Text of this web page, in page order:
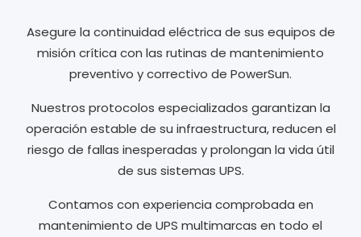
Asegure la continuidad eléctrica de sus equipos de
misión crítica con las rutinas de mantenimiento
preventivo y correctivo de PowerSun.
Nuestros protocolos especializados garantizan la
operación estable de su infraestructura, reducen el
riesgo de fallas inesperadas y prolongan la vida útil
de sus sistemas UPS.
Contamos con experiencia comprobada en
mantenimiento de UPS multimarcas en todo el